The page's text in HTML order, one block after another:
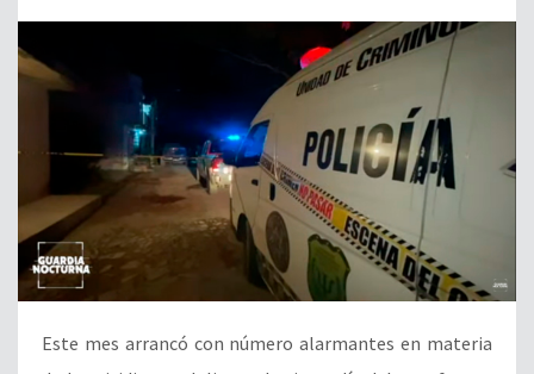
Este mes arrancó con número alarmantes en materia